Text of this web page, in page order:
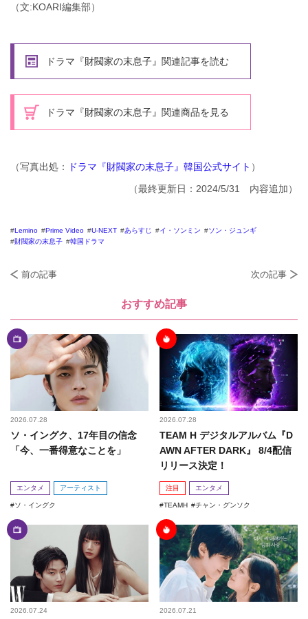
（文:KOARI編集部）
ドラマ『財閥家の末息子』関連記事を読む
ドラマ『財閥家の末息子』関連商品を見る
（写真出処： ドラマ『財閥家の末息子』韓国公式サイト ）
（最終更新日：2024/5/31 内容追加）
Lemino Prime Video U-NEXT あらすじ イ・ソンミン
ソン・ジュンギ
財閥家の末息子
韓国ドラマ
前の記事 次の記事
おすすめ記事
2026.07.28
ソ・イングク、17年目の信念
「今、一番得意なことを」
エンタメ アーティスト
ソ・イングク
2026.07.28
TEAM H デジタルアルバム『D
AWN AFTER DARK』 8/4配信
リリース決定！
注目 エンタメ
TEAMH チャン・グンソク
2026.07.24 2026.07.21